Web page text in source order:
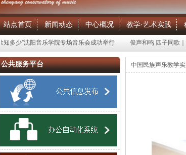
站点首页 新闻动态 中心概况 教学·艺术实践
多少”沈阳音乐学院专场音乐会成功举行 俊声和鸣 四子同歌｜
公共服务平台 中国民族声乐教学